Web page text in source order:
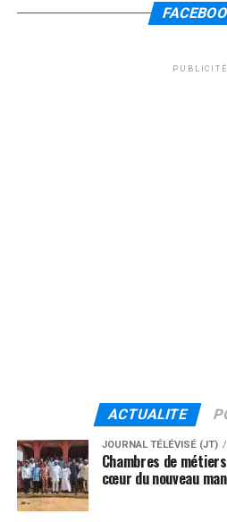
PUBLICITÉ
ACTUALITE
JOURNAL TÉLÉVISÉ (JT)
Chambres de
cœur du nouveau